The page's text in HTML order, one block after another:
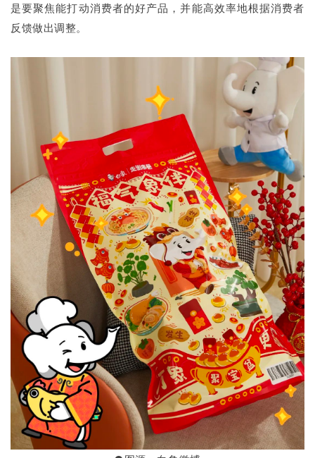
是要聚焦能打动消费者的好产品，并能高效率地根据消费者
反馈做出调整。